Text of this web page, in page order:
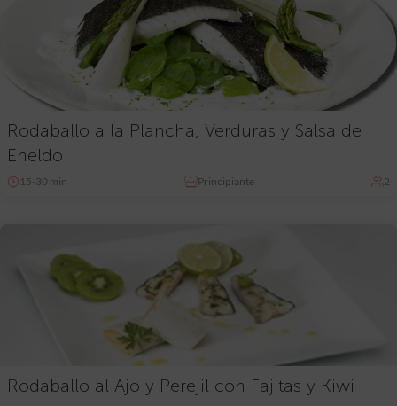
Rodaballo a la Plancha, Verduras y Salsa de
Eneldo
15-30 min Principiante 2
Rodaballo al Ajo y Perejil con Fajitas y Kiwi